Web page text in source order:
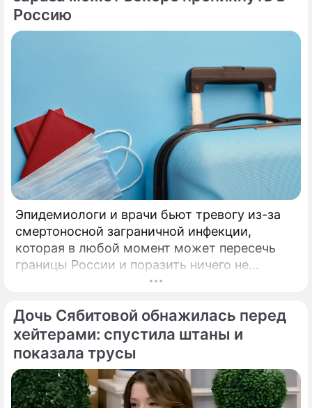
Россию
Эпидемиологи и врачи бьют тревогу из-за
смертоносной заграничной инфекции,
которая в любой момент может пересечь
границы России и поразить ничего не
подозревающих граждан. Россию
угрозе: в страну могут завезти неизлечимый
и смертоносный вирус Бурбон.
Дочь Сябитовой обнажилась перед
хейтерами: спустила штаны и
показала трусы